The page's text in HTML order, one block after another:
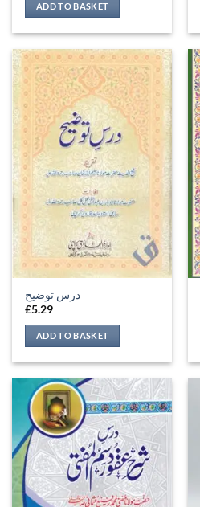
ADD TO BASKET
درس توضيح
£5.29
ADD TO BASKET